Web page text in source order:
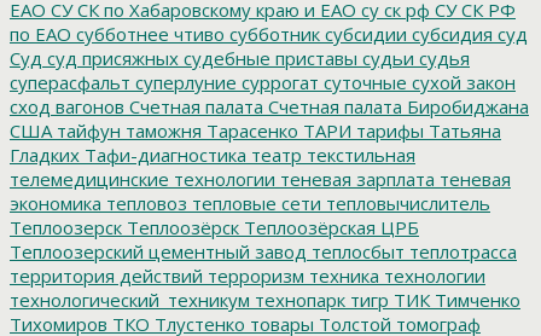
ЕАО СУ СК по Хабаровскому краю и ЕАО су ск рф СУ СК РФ
по ЕАО субботнее чтиво субботник субсидии субсидия суд
Суд суд присяжных судебные приставы судьи судья
суперасфальт суперлуние суррогат суточные сухой закон
сход вагонов Счетная палата Счетная палата Биробиджана
США тайфун таможня Тарасенко ТАРИ тарифы Татьяна
Гладких Тафи-диагностика театр текстильная
телемедицинские технологии теневая зарплата теневая
экономика тепловоз тепловые сети тепловычислитель
Теплоозерск Теплоозёрск Теплоозёрская ЦРБ
Теплоозерский цементный завод теплосбыт теплотрасса
территория действий терроризм техника технологии
технологический_техникум технопарк тигр ТИК Тимченко
Тихомиров ТКО Тлустенко товары Толстой томограф